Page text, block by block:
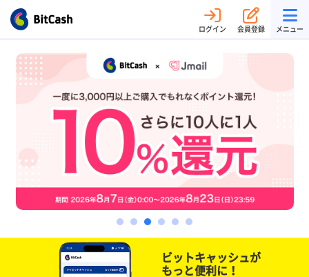
ログイン 会員登録 メニュー
ビットキャッシュが
もっと便利に！